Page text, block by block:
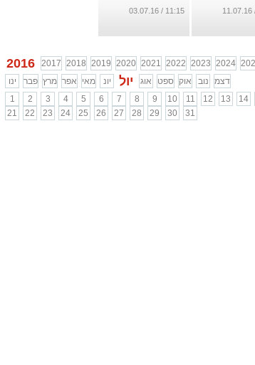
11:15 / 03.07.16
2016 2017 2018 2019 2020 2021 2022 2023 2024
ינו
פבר מרץ אפר מאי יונ יול אוג ספט אוק נוב
דצמ
1
2 3 4 5 6 7 8 9 10 11 12 13 14
21
22 23 24 25 26 27 28 29 30 31